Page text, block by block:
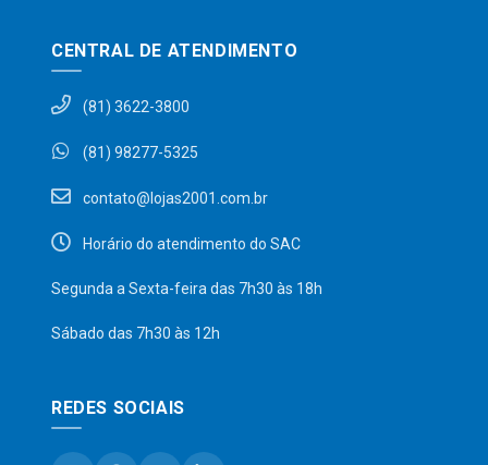
CENTRAL DE ATENDIMENTO
(81) 3622-3800
(81) 98277-5325
contato@lojas2001.com.br
Horário do atendimento do SAC
Segunda a Sexta-feira das 7h30 às 18h
Sábado das 7h30 às 12h
REDES SOCIAIS